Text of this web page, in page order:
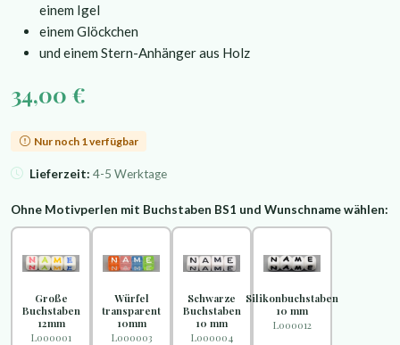
einem Igel
einem Glöckchen
und einem Stern-Anhänger aus Holz
34,00 €
Nur noch 1 verfügbar
Lieferzeit: 4-5 Werktage
Ohne Motivperlen mit Buchstaben BS1 und Wunschname wählen:
Große
Buchstaben
12mm
L000001
Würfel
transparent
10mm
L000003
Schwarze
Buchstaben
10 mm
L000004
Silikonbuchstaben
10 mm
L000012